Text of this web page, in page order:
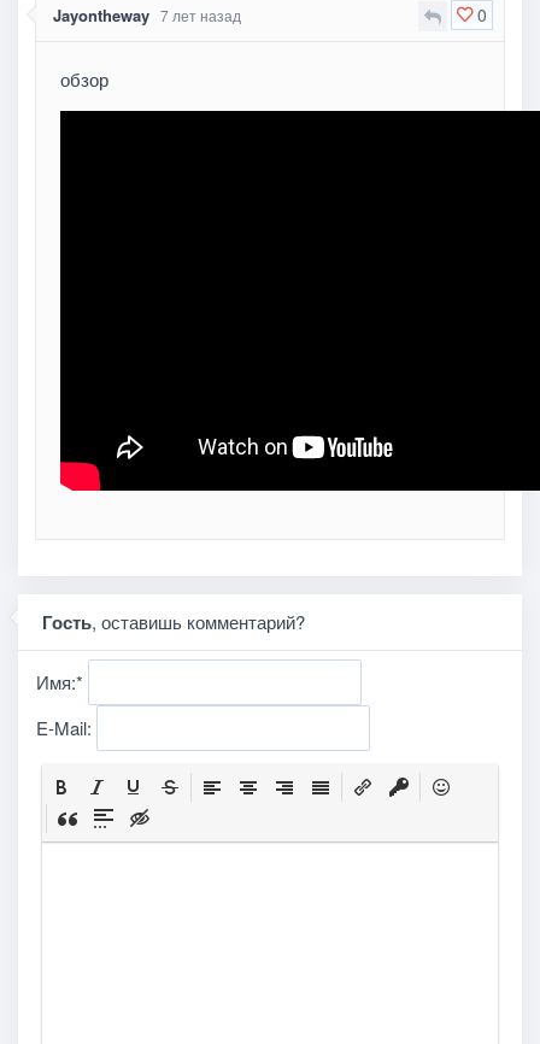
0
Jayontheway 7 лет назад
обзор
Гость, оставишь комментарий?
Имя:*
E-Mail: